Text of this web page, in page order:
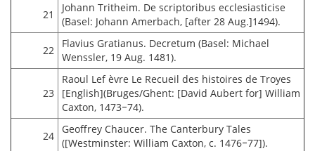
21
Johann Tritheim. De scriptoribus ecclesiasticise
(Basel: Johann Amerbach, [after 28 Aug.]1494).
22
Flavius Gratianus. Decretum (Basel: Michael
Wenssler, 19 Aug. 1481).
23
Raoul Lef èvre Le Recueil des histoires de Troyes
[English](Bruges/Ghent: [David Aubert for] William
Caxton, 1473‒74).
24
Geoffrey Chaucer. The Canterbury Tales
([Westminster: William Caxton, c. 1476‒77]).